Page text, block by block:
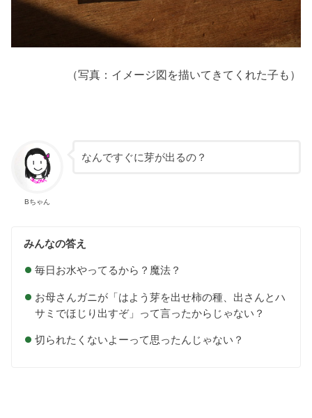
（写真：イメージ図を描いてきてくれた子も）
Bちゃん
なんですぐに芽が出るの？
みんなの答え
毎日お水やってるから？魔法？
お母さんガニが「はよう芽を出せ柿の種、出さんとハ
サミでほじり出すぞ」って言ったからじゃない？
切られたくないよーって思ったんじゃない？